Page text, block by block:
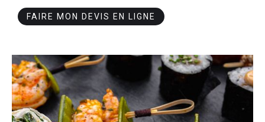
FAIRE MON DEVIS EN LIGNE